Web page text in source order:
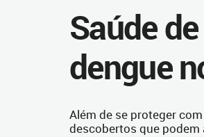
Saúde
dengue
Além de se proteger
descobertos que podem